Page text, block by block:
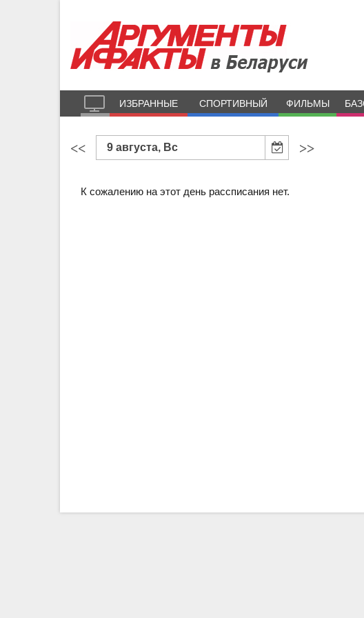
ИЗБРАННЫЕ СПОРТИВНЫЙ ФИЛЬМЫ
<< 9 августа, Вс >>
К сожалению на этот день рассписания нет.